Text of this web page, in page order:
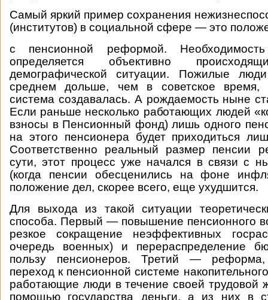
Самый яркий пример сохранения
(институтов) в социальной сфере — это
с пенсионной реформой.
определяется объективно
демографической ситуации. Пожилые
среднем дольше, чем в советское время,
система создавалась. А рождаемость ныне
Если раньше несколько работающих людей
взносы в Пенсионный фонд) лишь одного
на этого пенсионера будет приходиться
Соответственно реальный размер пенсии
сути, этот процесс уже начался в связи с
(когда пенсии обесценились на фоне
положение дел, скорее всего, еще ухудшится.
Для выхода из такой ситуации
способа. Первый — повышение пенсионного
резкое сокращение неэффективных
очередь военных) и перераспределение
пользу пенсионеров. Третий — реформа,
переход к пенсионной системе
работающие люди в течение своей трудовой
помощью государства деньги, а из них в